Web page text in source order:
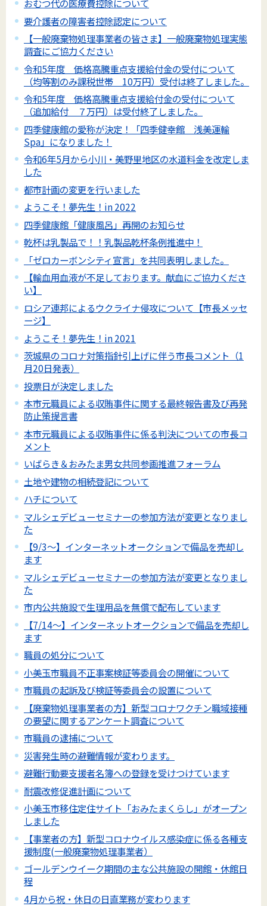
おむつ代の医療費控除について
要介護者の障害者控除認定について
【一般廃棄物処理事業者の皆さま】一般廃棄物処理実態
調査にご協力ください
令和5年度 価格高騰重点支援給付金の受付について
（均等割のみ課税世帯 10万円）受付は終了しました。
令和5年度 価格高騰重点支援給付金の受付について
（追加給付 ７万円）は受付終了しました。
四季健康館の愛称が決定！「四季健幸館 浅美運輸
Spa」になりました！
令和6年5月から小川・美野里地区の水道料金を改定しま
した
都市計画の変更を行いました
ようこそ！夢先生！in 2022
四季健康館「健康風呂」再開のお知らせ
乾杯は乳製品で！！乳製品乾杯条例推進中！
「ゼロカーボンシティ宣言」を共同表明しました。
【輸血用血液が不足しております。献血にご協力くださ
い】
ロシア連邦によるウクライナ侵攻について【市長メッセ
ージ】
ようこそ！夢先生！in 2021
茨城県のコロナ対策指針引上げに伴う市長コメント（1
月20日発表）
投票日が決定しました
本市元職員による収賄事件に関する最終報告書及び再発
防止策提言書
本市元職員による収賄事件に係る判決についての市長コ
メント
いばらき＆おみたま男女共同参画推進フォーラム
土地や建物の相続登記について
ハチについて
マルシェデビューセミナーの参加方法が変更となりまし
た
【9/3～】インターネットオークションで備品を売却し
ます
マルシェデビューセミナーの参加方法が変更となりまし
た
市内公共施設で生理用品を無償で配布しています
【7/14～】インターネットオークションで備品を売却し
ます
職員の処分について
小美玉市職員不正事案検証等委員会の開催について
市職員の起訴及び検証等委員会の設置について
【廃棄物処理事業者の方】新型コロナワクチン職域接種
の要望に関するアンケート調査について
市職員の逮捕について
災害発生時の避難情報が変わります。
避難行動要支援者名簿への登録を受けつけています
耐震改修促進計画について
小美玉市移住定住サイト「おみたまくらし」がオープン
しました
【事業者の方】新型コロナウイルス感染症に係る各種支
援制度(一般廃棄物処理事業者）
ゴールデンウイーク期間の主な公共施設の開館・休館日
程
4月から祝・休日の日直業務が変わります